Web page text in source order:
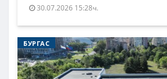
30.07.2026 15:28ч.
БУРГАС